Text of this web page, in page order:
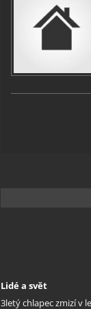
Lidé a svět
3letý chlapec zmizí v